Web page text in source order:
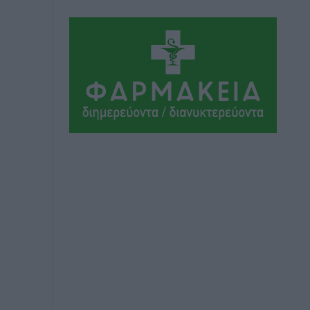
Ιάλυσος Β’: Νωρίς νωρίς μπήκαν στα
βάσανα της προετοιμασίας
πριν 6 ώρες
Εθνικός Αρχίπολης: Μεγάλο βήμα
προόδου η ίδρυση Ακαδημίας